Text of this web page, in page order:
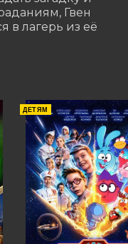
Гвен
в лагерь из её
ДЕТЯМ